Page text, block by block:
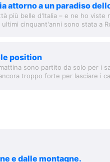
attorno a un paradiso
più belle d'Italia – e ne ho viste
cinquant'anni sono stata a
position
sono partito da solo per i
troppo forte per lasciare i
e dalle montagne.